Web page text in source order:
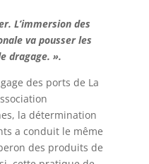
L’immersion des
va pousser les
dragage. ».
des ports de La
la détermination
a conduit le même
des produits de